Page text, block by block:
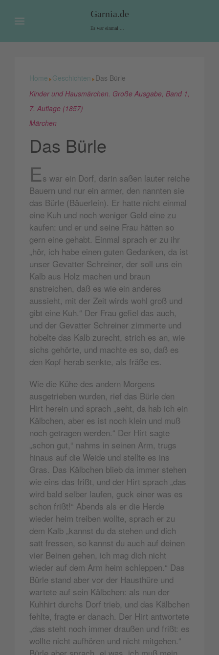
Garnia.de
Es war einmal ...
Home Geschichten Das Bürle
Kinder und Hausmärchen. Große Ausgabe, Band 1,
7. Auflage (1857)
Märchen
Das Bürle
Es war ein Dorf, darin saßen lauter reiche
Bauern und nur ein armer, den nannten sie
das Bürle (Bäuerlein). Er hatte nicht einmal
eine Kuh und noch weniger Geld eine zu
kaufen: und er und seine Frau hätten so
gern eine gehabt. Einmal sprach er zu ihr
„hör, ich habe einen guten Gedanken, da ist
unser Gevatter Schreiner, der soll uns ein
Kalb aus Holz machen und braun
anstreichen, daß es wie ein anderes
aussieht, mit der Zeit wirds wohl groß und
gibt eine Kuh.“ Der Frau gefiel das auch,
und der Gevatter Schreiner zimmerte und
hobelte das Kalb zurecht, strich es an, wie
sichs gehörte, und machte es so, daß es
den Kopf herab senkte, als fräße es.
Wie die Kühe des andern Morgens
ausgetrieben wurden, rief das Bürle den
Hirt herein und sprach „seht, da hab ich ein
Kälbchen, aber es ist noch klein und muß
noch getragen werden.“ Der Hirt sagte
„schon gut,“ nahms in seinen Arm, trugs
hinaus auf die Weide und stellte es ins
Gras. Das Kälbchen blieb da immer stehen
wie eins das frißt, und der Hirt sprach „das
wird bald selber laufen, guck einer was es
schon frißt!“ Abends als er die Herde
wieder heim treiben wollte, sprach er zu
dem Kalb „kannst du da stehen und dich
satt fressen, so kannst du auch auf deinen
vier Beinen gehen, ich mag dich nicht
wieder auf dem Arm heim schleppen.“ Das
Bürle stand aber vor der Hausthüre und
wartete auf sein Kälbchen: als nun der
Kuhhirt durchs Dorf trieb, und das Kälbchen
fehlte, fragte er danach. Der Hirt antwortete
„das steht noch immer draußen und frißt: es
wollte nicht aufhören und nicht mitgehen.“